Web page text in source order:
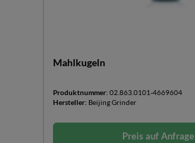
Mahlkugeln
Produktnummer: 02.863.0101-4669604
Hersteller: Beijing Grinder
Preis auf Anfrage